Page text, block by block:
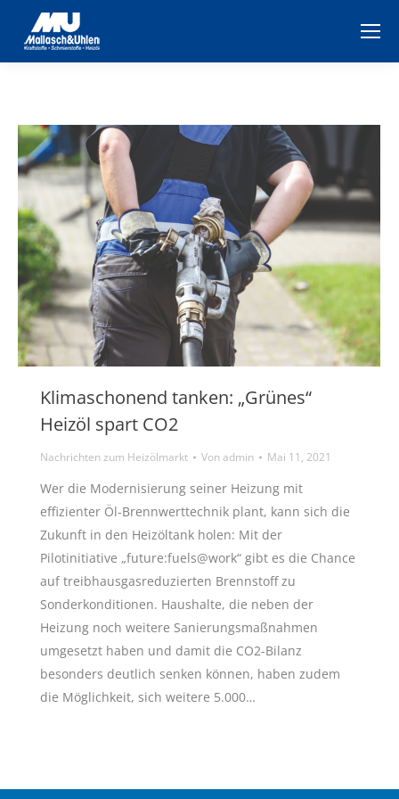
Klimaschonend tanken: „Grünes“
Heizöl spart CO2
Nachrichten zum Heizölmarkt Vonadmin Mai 11, 2021
Wer die Modernisierung seiner Heizung mit
effizienter Öl-Brennwerttechnik plant, kann sich die
Zukunft in den Heizöltank holen: Mit der
Pilotinitiative „future:fuels@work“ gibt es die Chance
auf treibhausgasreduzierten Brennstoff zu
Sonderkonditionen. Haushalte, die neben der
Heizung noch weitere Sanierungsmaßnahmen
umgesetzt haben und damit die CO2-Bilanz
besonders deutlich senken können, haben zudem
die Möglichkeit, sich weitere 5.000…